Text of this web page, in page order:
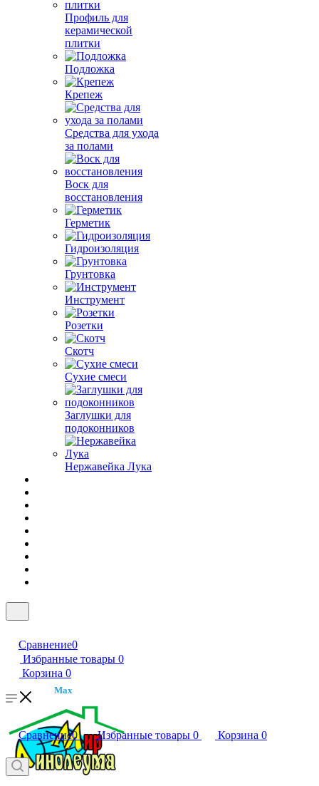
Профиль для
керамической
плитки
Подложка
Крепеж
Средства для ухода
за полами
Воск для
восстановления
Герметик
Гидроизоляция
Грунтовка
Инструмент
Розетки
Скотч
Сухие смеси
Заглушки для
подоконников
Нержавейка Лука
Сравнение0
Избранные товары 0
Корзина 0
Max
Сравнение0 Избранные товары 0 Корзина 0